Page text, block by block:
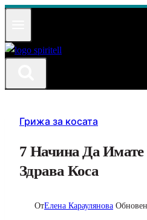
Към
Грижа за косата
7 Начина Да
Здрава Коса
ОтЕлена Караулянова